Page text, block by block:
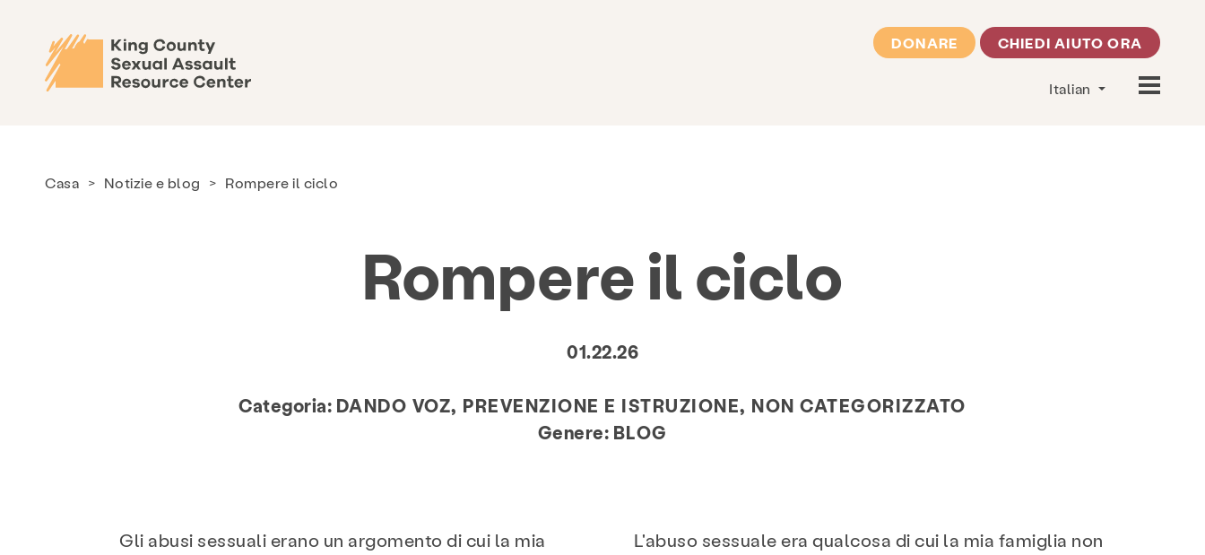
DONARE CHIEDI AIUTO ORA
Italian
Casa > Notizie e blog > Rompere il ciclo
Rompere il ciclo
01.22.26
Categoria: DANDO VOZ, PREVENZIONE E ISTRUZIONE, NON CATEGORIZZATO
Genere: BLOG
Gli abusi sessuali erano un argomento di cui la mia
L'abuso sessuale era qualcosa di cui la mia famiglia non